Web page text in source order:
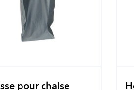
pour chaise